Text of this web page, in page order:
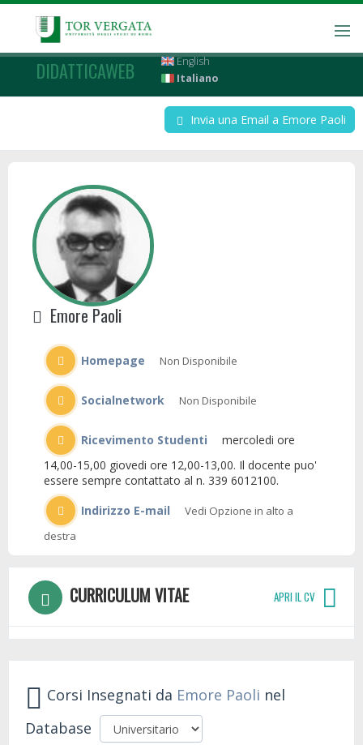
DIDATTICAWEB
English
Italiano
Invia una Email a Emore Paoli
Emore Paoli
Homepage Non Disponibile
Socialnetwork Non Disponibile
Ricevimento Studenti
14,00-15,00 giovedi ore 12,00-13,00. Il docente puo'
essere sempre contattato al n. 339 6012100.
Indirizzo E-mail
Vedi Opzione in alto a
destra
CURRICULUM VITAE APRI IL CV
Corsi Insegnati da Emore Paoli
Database